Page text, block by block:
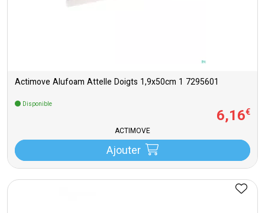
Actimove Alufoam Attelle Doigts 1,9x50cm 1 7295601
Disponible
6,16€
ACTIMOVE
Ajouter